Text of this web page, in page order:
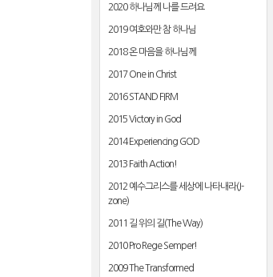
2020 하나님께 나를 드려요
2019 여호와만 참 하나님
2018 온 마음을 하나님께
2017 One in Christ
2016 STAND FIRM
2015 Victory in God
2014 Experiencing GOD
2013 Faith Action!
2012 예수그리스를 세상에 나타내라(J-
zone)
2011 길 위의 길(The Way)
2010 Pro Rege Semper!
2009 The Transformed